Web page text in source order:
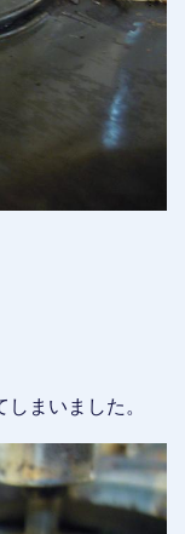
まいました。